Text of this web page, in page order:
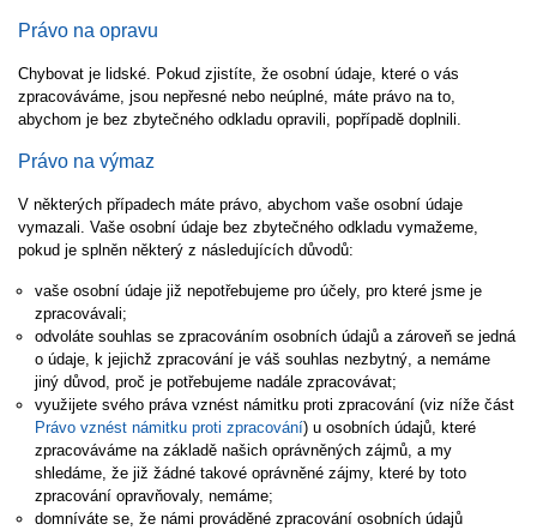
Právo na opravu
Chybovat je lidské. Pokud zjistíte, že osobní údaje, které o vás
zpracováváme, jsou nepřesné nebo neúplné, máte právo na to,
abychom je bez zbytečného odkladu opravili, popřípadě doplnili.
Právo na výmaz
V některých případech máte právo, abychom vaše osobní údaje
vymazali. Vaše osobní údaje bez zbytečného odkladu vymažeme,
pokud je splněn některý z následujících důvodů:
vaše osobní údaje již nepotřebujeme pro účely, pro které jsme je
zpracovávali;
odvoláte souhlas se zpracováním osobních údajů a zároveň se jedná
o údaje, k jejichž zpracování je váš souhlas nezbytný, a nemáme
jiný důvod, proč je potřebujeme nadále zpracovávat;
využijete svého práva vznést námitku proti zpracování (viz níže část
Právo vznést námitku proti zpracování) u osobních údajů, které
zpracováváme na základě našich oprávněných zájmů, a my
shledáme, že již žádné takové oprávněné zájmy, které by toto
zpracování opravňovaly, nemáme;
domníváte se, že námi prováděné zpracování osobních údajů